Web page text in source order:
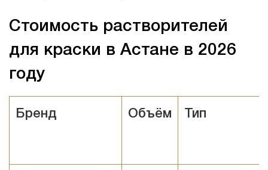
Стоимость растворителей
для краски в Астане в 2026
году
Бренд Объём Тип